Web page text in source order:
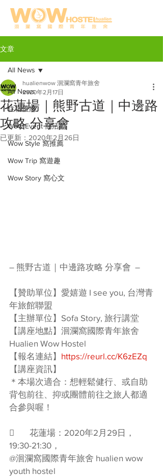
文章
All News
住宿優惠
Wow Event 窩活動
Wow Style 窩推薦
Wow Trip 窩遊趣
Wow Story 窩心文
All News
花蓮場｜熊野古道｜中邊路
攻略 分享會
hualienwow 洄瀾窩青年旅舍
2020年2月17日
已更新： 2020年2月26日
– 熊野古道｜中邊路攻略 分享會  –
【贊助單位】愛嬉遊 I see you, 台灣青
年旅館聯盟
【主辦單位】Sofa Story, 旅行講堂
【講座地點】洄瀾窩國際青年旅舍
Hualien Wow Hostel
【報名連結】 https://reurl.cc/K6zEZq
【講座資訊】
＊本場次適合：想輕鬆健行、或自助
背包前往、抑或團體前往之旅人都適
合參與喔！
	花蓮場：2020年2月29日，
19:30-21:30，
@洄瀾窩國際青年旅舍 hualien wow
youth hostel